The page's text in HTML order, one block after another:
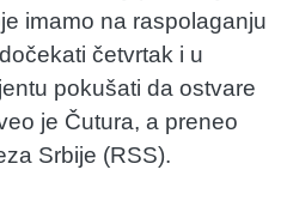
imamo na raspolaganju
četvrtak i u
pokušati da ostvare
je Čutura, a preneo
Srbije (RSS).